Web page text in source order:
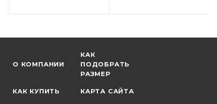
О КОМПАНИИ
КАК
ПОДОБРАТЬ
РАЗМЕР
КАК КУПИТЬ КАРТА САЙТА